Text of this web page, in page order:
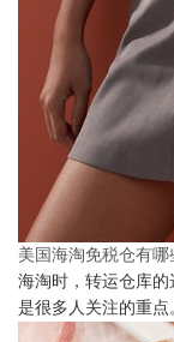
美国海淘免税仓有
海淘时，转运仓库
是很多人关注的重点